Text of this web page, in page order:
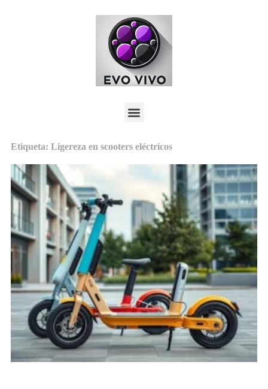
Etiqueta: Ligereza en scooters eléctricos